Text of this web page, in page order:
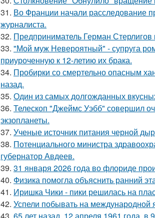
31. Во Франции начали расследование
журналиста.
32. Предприниматель Герман
33. "Мой муж Невероятный" - супруга
приуроченную к 12-летию их брака.
34. Пробирки со смертельно опасным
назад.
35. Один из самых долгожданных
36. Телескоп "Джеймс Уэбб" совершил
экзопланеты.
37. Ученые источник питания черной
38. Потенциального министра
губернатор Авдеев.
39. 31 января 2026 года во флориде
40. Физика помогла объяснить ранний
41. Иришка Чики - пики решилась на
42. Успели побывать на международной